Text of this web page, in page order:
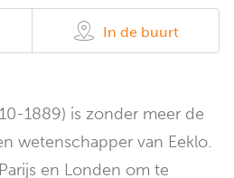
In de buurt
1889) is zonder meer de
wetenschapper van Eeklo.
en Londen om te